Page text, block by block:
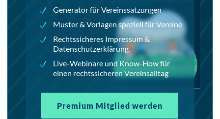
Generator für Vereinssatzungen
Muster & Vorlagen speziell für Vereine
Rechtssicheres Impressum &
Datenschutzerklärung
Live-Webinare und Know-How für
einen rechtssicheren Vereinsalltag
Premium Mitglied werden